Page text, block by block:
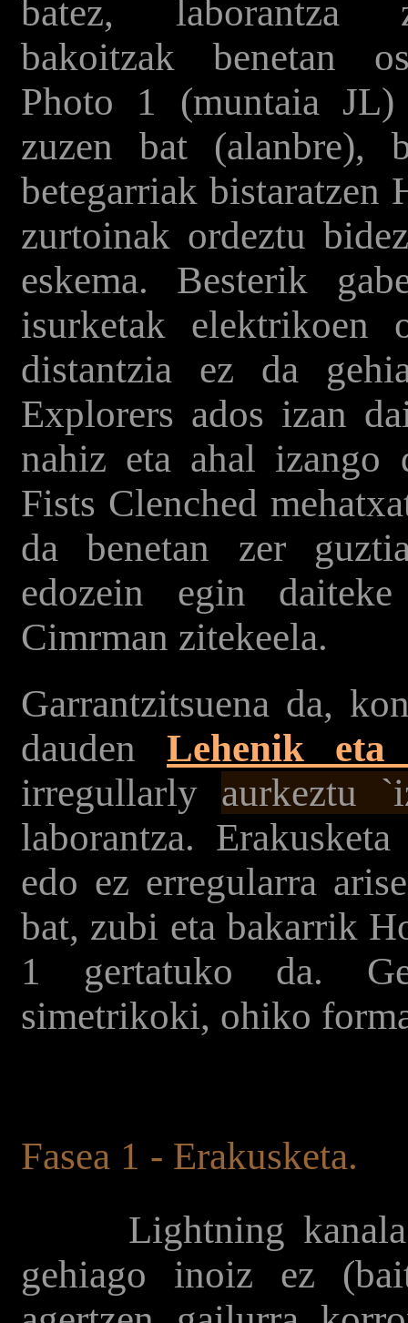
batez, laborantza
bakoitzak benetan
Photo 1 (muntaia JL)
zuzen bat (alanbre),
betegarriak bistaratzen
zurtoinak ordeztu
eskema. Besterik
isurketak elektrikoen
distantzia ez da
Explorers ados izan
nahiz eta ahal izango
Fists Clenched
da benetan zer
edozein egin
Cimrman zitekeela.
Garrantzitsuena da,
dauden Lehenik eta
irregullarly aurkeztu
laborantza.
edo ez erregularra
bat, zubi eta bakarrik
1 gertatuko da.
simetrikoki, ohiko
Fasea 1 - Erakusketa.
Lightning kanala
gehiago inoiz ez